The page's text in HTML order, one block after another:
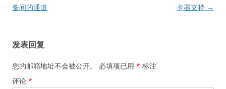
章
备间的通道
卡器支持 →
发表回复
您的邮箱地址不会被公开。 必填项已用 * 标注
评论 *